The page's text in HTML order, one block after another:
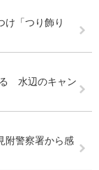
「つり飾り
水辺のキャン
附警察署から感